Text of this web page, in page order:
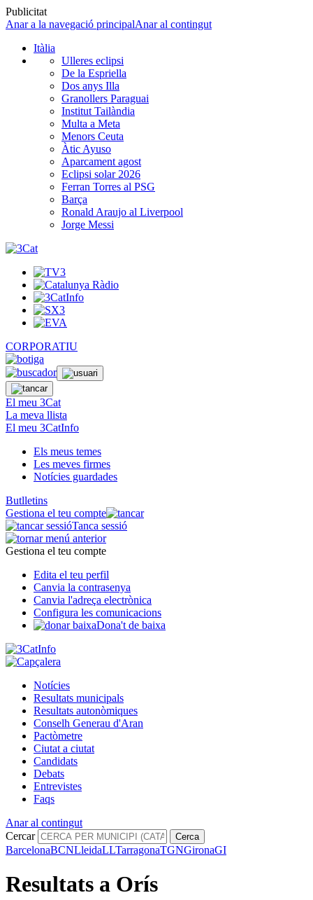
Publicitat
Anar a la navegació principalAnar al contingut
Itàlia
Ulleres eclipsi
De la Espriella
Dos anys Illa
Granollers Paraguai
Institut Tailàndia
Multa a Meta
Menors Ceuta
Àtic Ayuso
Aparcament agost
Eclipsi solar 2026
Ferran Torres al PSG
Barça
Ronald Araujo al Liverpool
Jorge Messi
CORPORATIU
El meu 3Cat
La meva llista
El meu 3CatInfo
Els meus temes
Les meves firmes
Notícies guardades
Butlletins
Gestiona el teu compte
Tanca sessió
Gestiona el teu compte
Edita el teu perfil
Canvia la contrasenya
Canvia l'adreça electrònica
Configura les comunicacions
Dona't de baixa
Notícies
Resultats municipals
Resultats autonòmiques
Conselh Generau d'Aran
Pactòmetre
Ciutat a ciutat
Candidats
Debats
Entrevistes
Faqs
Anar al contingut
Cercar
Cerca
BarcelonaBCNLleidaLLTarragonaTGNGironaGI
Resultats a Orís